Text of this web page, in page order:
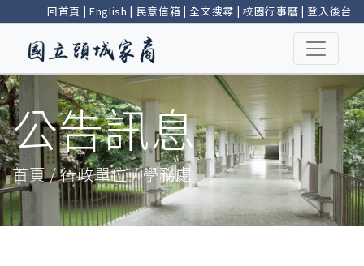
回首頁 | English | 民意信箱 |全文搜尋 | 校園行事曆 |登入後台
公告訊息
首頁 / 行政單位 / 學務處